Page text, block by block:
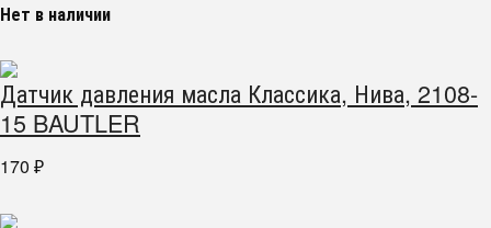
Нет в наличии
Датчик давления масла Классика, Нива, 2108-
15 BAUTLER
170 ₽